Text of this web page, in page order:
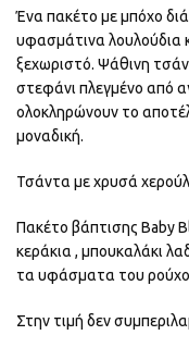
Ένα πακέτο με μπόχo
υφασμάτινα λουλούδια
ξεχωριστό. Ψάθινη
στεφάνι πλεγμένο από
ολοκληρώνουν το
μοναδική.
Τσάντα με χρυσά
Πακέτο βάπτισης Baby
κεράκια , μπουκαλάκι
τα υφάσματα του
Στην τιμή δεν